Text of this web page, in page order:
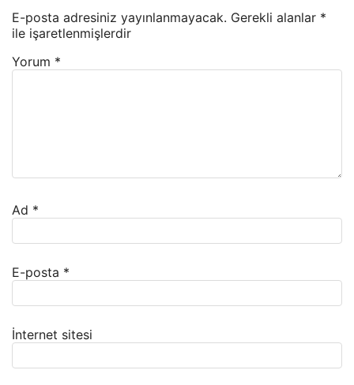
E-posta adresiniz yayınlanmayacak. Gerekli alanlar *
ile işaretlenmişlerdir
Yorum *
Ad *
E-posta *
İnternet sitesi